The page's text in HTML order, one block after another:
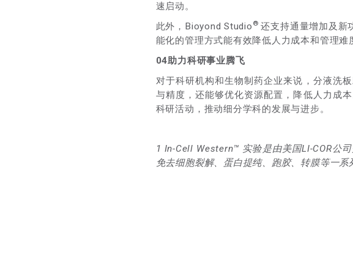
速启动。
此外，Bioyond Studio ®还支持通量增加及新
能化的管理方式能有效降低人力成本和管理难
04助力科研事业腾飞
对于科研机构和生物制药企业来说，分液洗
与精度，还能够优化资源配置，降低人力成
科研活动，推动细分学科的发展与进步。
1 In-Cell Western™ 实验是由美国LI-COR公
免去细胞裂解、蛋白提纯、跑胶、转膜等一